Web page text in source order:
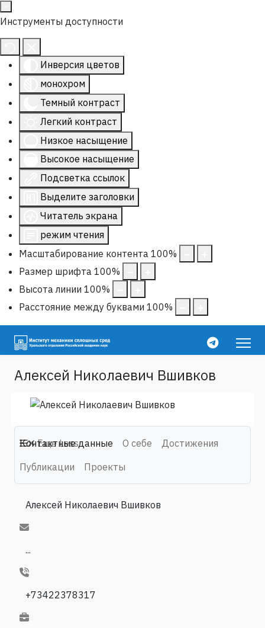
Инструменты доступности
Инверсия цветов
монохром
Темный контраст
Легкий контраст
Низкое насыщение
Высокое насыщение
Подсветка ссылок
Выделите заголовки
Читатель экрана
режим чтения
Масштабирование контента 100%
Размер шрифта 100%
Высота линии 100%
Расстояние между буквами 100%
Алексей Николаевич Вшивков
Контактные данные О себе
Достижения
Публикации
Проекты
Еще Less
Алексей Николаевич Вшивков
...
+73422378317